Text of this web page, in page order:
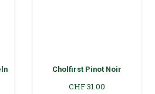
Räuschling
CHF24.00